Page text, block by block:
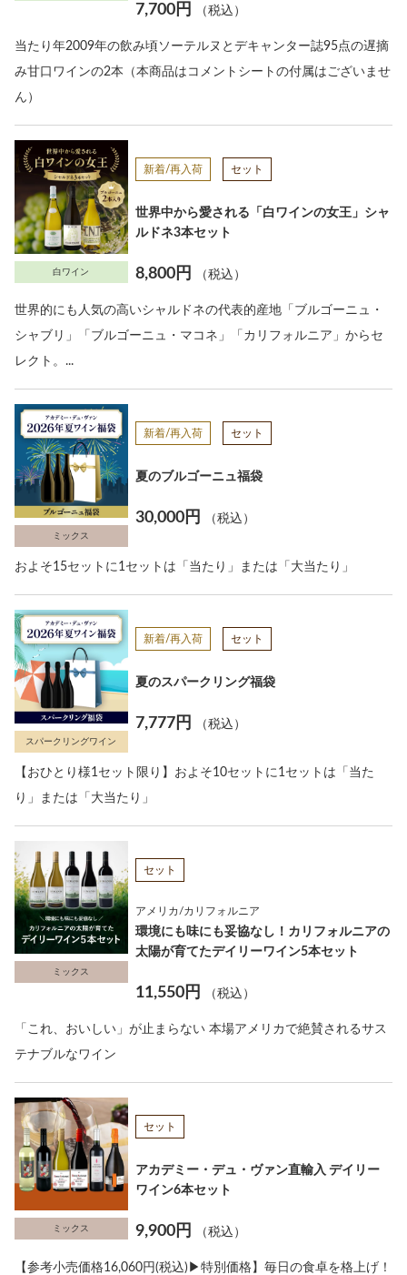
7,700円 （税込）
当たり年2009年の飲み頃ソーテルヌとデキャンター誌95点の遅摘
み甘口ワインの2本（本商品はコメントシートの付属はございませ
ん）
白ワイン
新着/再入荷 セット
世界中から愛される「白ワインの女王」シャ
ルドネ3本セット
8,800円 （税込）
世界的にも人気の高いシャルドネの代表的産地「ブルゴーニュ・
シャブリ」「ブルゴーニュ・マコネ」「カリフォルニア」からセ
レクト。...
ミックス
新着/再入荷 セット
夏のブルゴーニュ福袋
30,000円 （税込）
およそ15セットに1セットは「当たり」または「大当たり」
スパークリングワイン
新着/再入荷 セット
夏のスパークリング福袋
7,777円 （税込）
【おひとり様1セット限り】およそ10セットに1セットは「当た
り」または「大当たり」
ミックス
セット
アメリカ/カリフォルニア
環境にも味にも妥協なし！カリフォルニアの
太陽が育てたデイリーワイン5本セット
11,550円 （税込）
「これ、おいしい」が止まらない 本場アメリカで絶賛されるサス
テナブルなワイン
ミックス
セット
アカデミー・デュ・ヴァン直輸入 デイリー
ワイン6本セット
9,900円 （税込）
【参考小売価格16,060円(税込)▶特別価格】毎日の食卓を格上げ！